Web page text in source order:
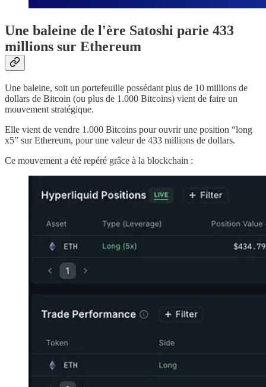
Une baleine de l'ère Satoshi parie 433
millions sur Ethereum
Une baleine, soit un portefeuille possédant plus de 10 millions de
dollars de Bitcoin (ou plus de 1.000 Bitcoins) vient de faire un
mouvement stratégique.
Elle vient de vendre 1.000 Bitcoins pour ouvrir une position “long
x5” sur Ethereum, pour une valeur de 433 millions de dollars.
Ce mouvement a été repéré grâce à la blockchain :